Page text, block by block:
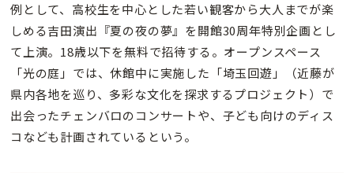
例として、高校生を中心とした若い観客から大人までが楽
しめる吉田演出『夏の夜の夢』を開館30周年特別企画とし
て上演。18歳以下を無料で招待する。オープンスペース
「光の庭」では、休館中に実施した「埼玉回遊」（近藤が
県内各地を巡り、多彩な文化を探求するプロジェクト）で
出会ったチェンバロのコンサートや、子ども向けのディス
コなども計画されているという。